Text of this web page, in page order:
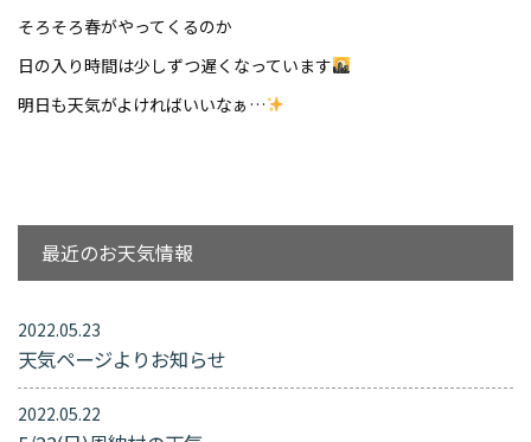
そろそろ春がやってくるのか
日の入り時間は少しずつ遅くなっています
明日も天気がよければいいなぁ…
最近のお天気情報
2022.05.23
天気ページよりお知らせ
2022.05.22